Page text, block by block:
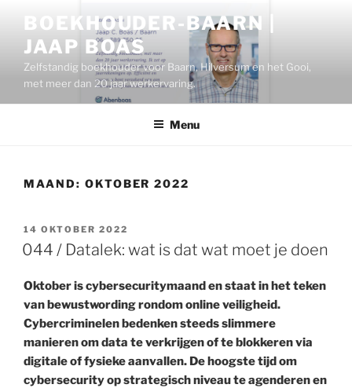
inhoud
BOEKHOUDER-BAARN |
JAAP BOAS
Zelfstandig boekhouder voor Baarn, Hilversum en het Gooi,
met meer dan 20 jaar werkervaring.
Menu
MAAND: OKTOBER 2022
GEPLAATST
OP
14 OKTOBER 2022
044 / Datalek: wat is dat wat moet je doen
Oktober is cybersecuritymaand en staat in het teken
van bewustwording rondom online veiligheid.
Cybercriminelen bedenken steeds slimmere
manieren om data te verkrijgen of te blokkeren via
digitale of fysieke aanvallen. De hoogste tijd om
cybersecurity op strategisch niveau te agenderen en